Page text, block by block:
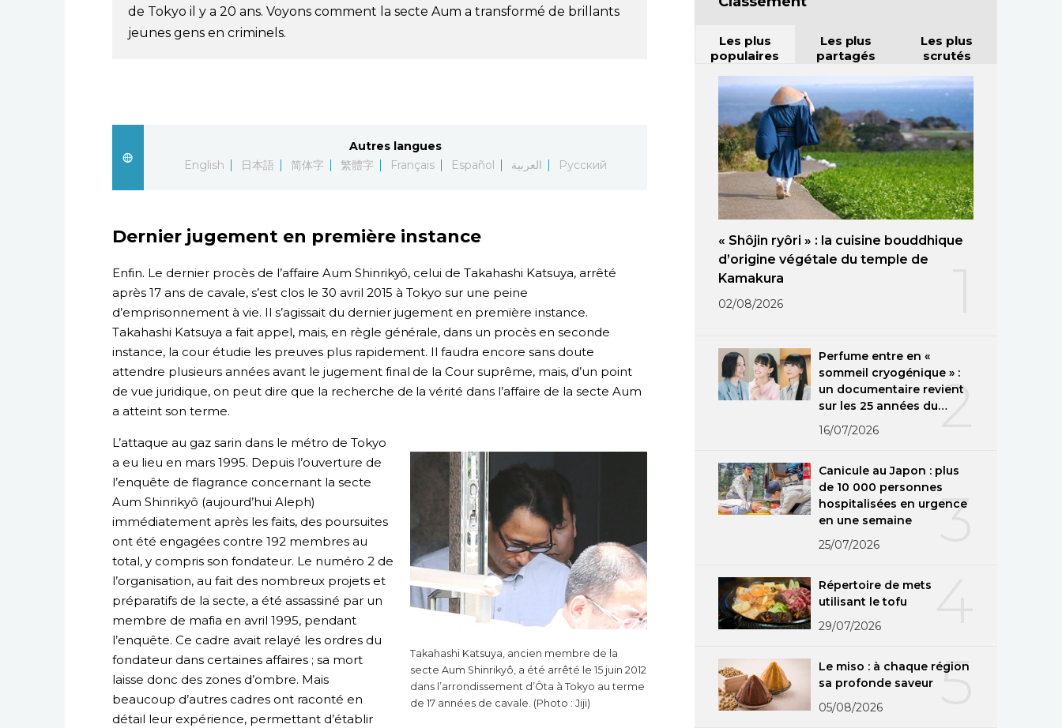
de Tokyo il y a 20 ans. Voyons comment la secte Aum a transformé de brillants
jeunes gens en criminels.
Autres langues
English
日本語 简体字 繁體字 Français Español العربية Русский
Dernier jugement en première instance
Enfin. Le dernier procès de l’affaire Aum Shinrikyô, celui de Takahashi Katsuya, arrêté
après 17 ans de cavale, s’est clos le 30 avril 2015 à Tokyo sur une peine
d’emprisonnement à vie. Il s’agissait du dernier jugement en première instance.
Takahashi Katsuya a fait appel, mais, en règle générale, dans un procès en seconde
instance, la cour étudie les preuves plus rapidement. Il faudra encore sans doute
attendre plusieurs années avant le jugement final de la Cour suprême, mais, d’un point
de vue juridique, on peut dire que la recherche de la vérité dans l’affaire de la secte Aum
a atteint son terme.
Takahashi Katsuya, ancien membre de la
secte Aum Shinrikyô, a été arrêté le 15 juin 2012
dans l’arrondissement d’Ôta à Tokyo au terme
de 17 années de cavale. (Photo : Jiji)
L’attaque au gaz sarin dans le métro de Tokyo
a eu lieu en mars 1995. Depuis l’ouverture de
l’enquête de flagrance concernant la secte
Aum Shinrikyô (aujourd’hui Aleph)
immédiatement après les faits, des poursuites
ont été engagées contre 192 membres au
total, y compris son fondateur. Le numéro 2 de
l’organisation, au fait des nombreux projets et
préparatifs de la secte, a été assassiné par un
membre de mafia en avril 1995, pendant
l’enquête. Ce cadre avait relayé les ordres du
fondateur dans certaines affaires ; sa mort
laisse donc des zones d’ombre. Mais
beaucoup d’autres cadres ont raconté en
détail leur expérience, permettant d’établir
Les plus
populaires
Les plus
partagés
Les plus
scrutés
« Shôjin ryôri » : la cuisine bouddhique
d’origine végétale du temple de
Kamakura
02/08/2026
2
Perfume entre en «
sommeil cryogénique » :
un documentaire revient
sur les 25 années du
groupe
16/07/2026
3
Canicule au Japon : plus
de 10 000 personnes
hospitalisées en urgence
en une semaine
25/07/2026
Répertoire de mets
utilisant le tofu
29/07/2026
5
Le miso : à chaque région
sa profonde saveur
05/08/2026